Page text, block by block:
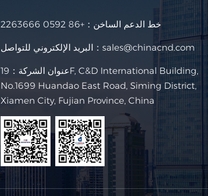
خط الدعم الساخن： +86 0592 2263666
البريد الإلكتروني للتواصل：sales@chinacnd.com
عنوان الشركة：19F, C&D International Building,
No.1699 Huandao East Road, Siming District,
Xiamen City, Fujian Province, China